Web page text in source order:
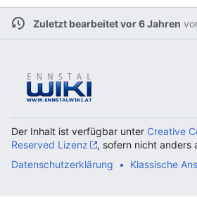
Zuletzt bearbeitet vor 6 Jahren
Der Inhalt ist verfügbar unter Creative
Reserved Lizenz
, sofern nicht anders
Datenschutzerklärung
Klassische